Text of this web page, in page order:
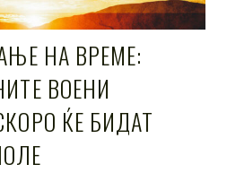
НА ВРЕМЕ:
ВОЕНИ
ЌЕ БИДАТ